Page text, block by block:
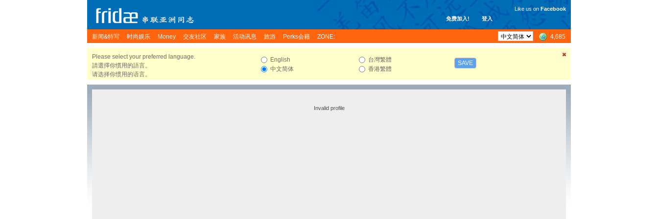
免费加入! 登入
Like us on Facebook
新闻&特写 时尚娱乐 Money 交友社区 家族 活动讯息 旅游 Perks会籍 ZONE: 4,685
Please select your preferred language.
請選擇你慣用的語言。
请选择你惯用的语言。
English
中文简体
台灣繁體
香港繁體
SAVE
Invalid profile